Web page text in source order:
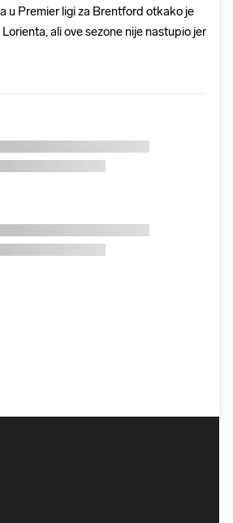
u Premier ligi za Brentford otkako je
ali ove sezone nije nastupio jer